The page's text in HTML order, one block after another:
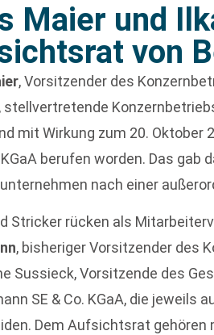
Maier und
von
, Vorsitzender des
, stellvertretende
mit Wirkung zum 20.
KGaA berufen worden. Das
nach einer
Stricker rücken als
, bisheriger Vorsitzender des
Sussieck, Vorsitzende des
SE & Co. KGaA, die
Dem Aufsichtsrat gehören